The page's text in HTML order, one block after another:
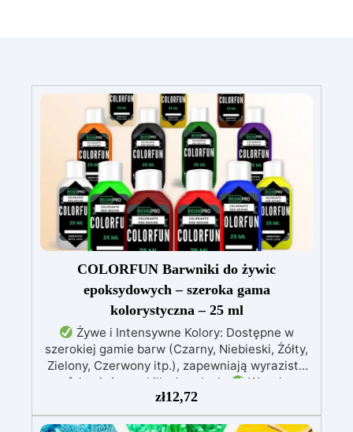
COLORFUN Barwniki do żywic
epoksydowych – szeroka gama
kolorystyczna – 25 ml
Żywe i Intensywne Kolory: Dostępne w
szerokiej gamie barw (Czarny, Niebieski, Żółty,
Zielony, Czerwony itp.), zapewniają wyraziste
efekty już przy kilku kroplach.
Wysoka
Koncentracja: Możliwość regulacji
przezroczystości – od delikatnego odcienia po
zł12,72